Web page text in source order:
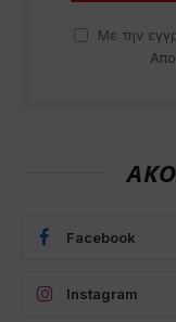
Με την
Facebook
Instagram